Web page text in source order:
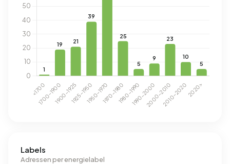
Labels
Adressen per energielabel